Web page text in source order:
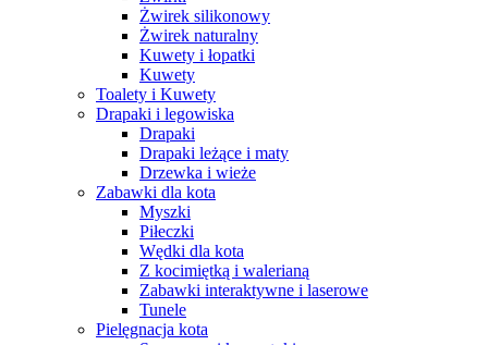
Żwirek silikonowy
Żwirek naturalny
Kuwety i łopatki
Kuwety
Toalety i Kuwety
Drapaki i legowiska
Drapaki
Drapaki leżące i maty
Drzewka i wieże
Zabawki dla kota
Myszki
Piłeczki
Wędki dla kota
Z kocimiętką i walerianą
Zabawki interaktywne i laserowe
Tunele
Pielęgnacja kota